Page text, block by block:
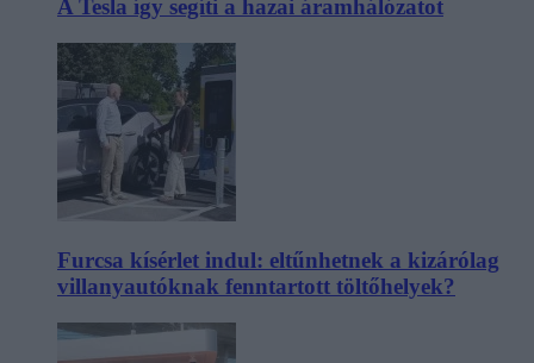
A Tesla így segíti a hazai áramhálózatot
Furcsa kísérlet indul: eltűnhetnek a kizárólag
villanyautóknak fenntartott töltőhelyek?